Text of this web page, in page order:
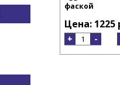
фаской
Цена: 1225
+ -